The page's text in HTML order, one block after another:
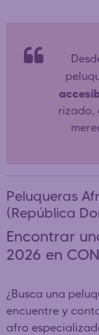
rizado,
Peluqueras
(República
Encontrar
2026 en
¿Busca una
encuentre y
afro